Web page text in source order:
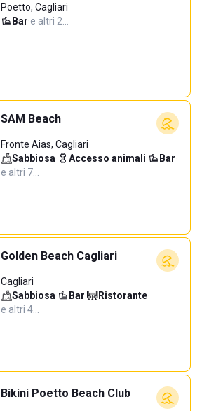
Poetto, Cagliari
Bar·e altri 2…
SAM Beach
Fronte Aias, Cagliari
Sabbiosa· Accesso animali· Bar·
e altri 7…
Golden Beach Cagliari
Cagliari
Sabbiosa· Bar· Ristorante·
e altri 4…
Bikini Poetto Beach Club